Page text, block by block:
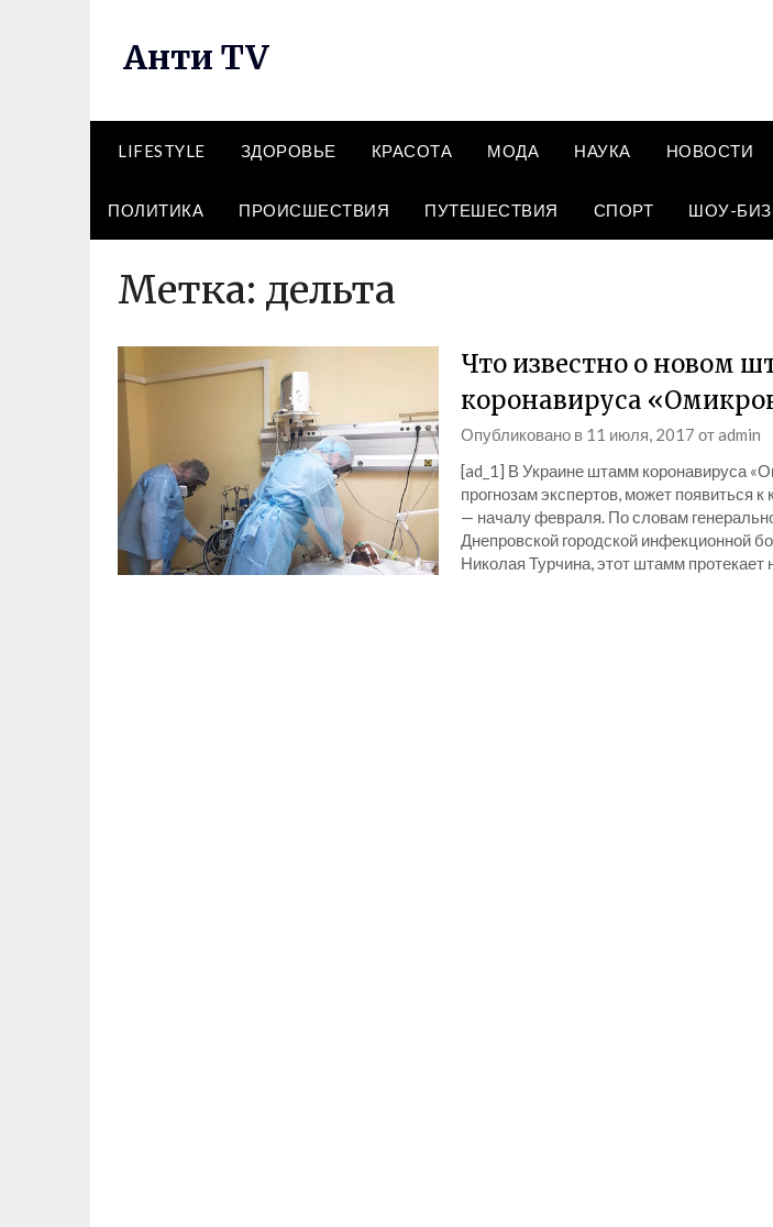
Анти TV
LIFESTYLE ЗДОРОВЬЕ КРАСОТА МОДА НАУКА НОВОСТИ
ПОЛИТИКА ПРОИСШЕСТВИЯ ПУТЕШЕСТВИЯ СПОРТ ШОУ-
Метка: дельта
Что известно о новом
коронавируса
Опубликовано в 11 июля, 2017 отadmin
[ad_1] В Украине штамм коронавируса
прогнозам экспертов, может появиться к
— началу февраля. По словам
Днепровской городской инфекционной
Николая Турчина, этот штамм протекает